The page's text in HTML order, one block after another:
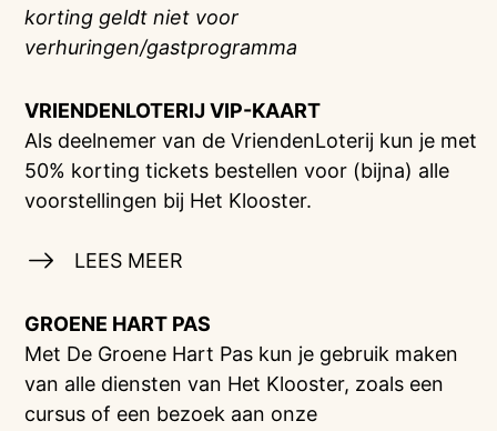
korting geldt niet voor
verhuringen/gastprogramma
VRIENDENLOTERIJVIP-KAART
Als deelnemer van de VriendenLoterij kun je met
50% korting tickets bestellen voor (bijna) alle
voorstellingen bij Het Klooster.
LEES MEER
GROENE HART PAS
Met De Groene Hart Pas kun je gebruik maken
van alle diensten van Het Klooster, zoals een
cursus of een bezoek aan onze